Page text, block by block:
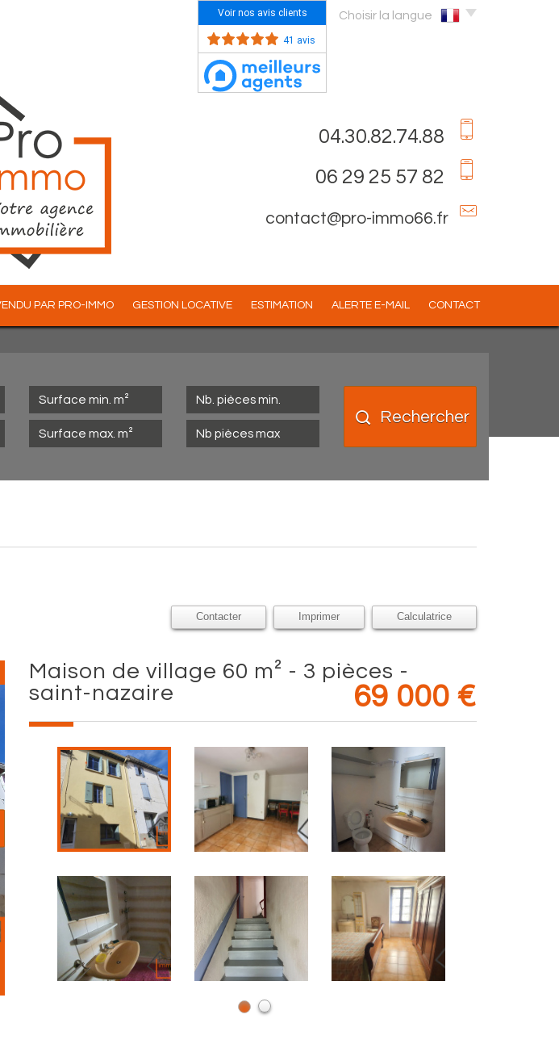
Voir nos avis clients
41 avis
Choisir la langue
04.30.82.74.88
06 29 25 57 82
contact@pro-immo66.fr
VENDU PAR PRO-IMMO GESTION LOCATIVE ESTIMATION ALERTE E-MAIL CONTACT
Rechercher
Contacter Imprimer Calculatrice
maison de village 60 m² - 3 pièces -
saint-nazaire
69 000 €